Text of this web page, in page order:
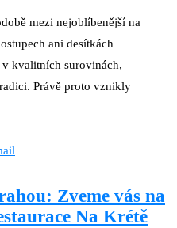
mezi nejoblíbenější na
ani desítkách
kvalitních surovinách,
Právě proto vznikly
Zveme vás na
Na Krétě